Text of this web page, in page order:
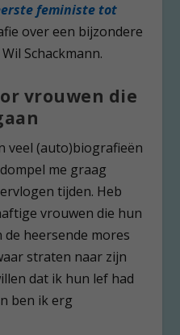
feministe tot
over een bijzondere
Schackmann.
vrouwen die
veel (auto)biografieën
me graag
tijden. Heb
vrouwen die hun
heersende mores
straten naar zijn
dat ik hun lef had
ben ik erg